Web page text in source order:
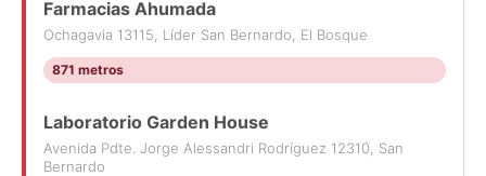
ampliación funcional de aproximadamente 9 m, sumando un
total construido que equilibra lo compacto con lo necesario.
inversionistas que buscan una propiedad con "alma", lista para
hogares cuidados con amor.
Farmacias Ahumada
Ochagavia 13115, Líder San Bernardo, El Bosque
871 metros
Laboratorio Garden House
Avenida Pdte. Jorge Alessandri Rodríguez 12310, San
Bernardo